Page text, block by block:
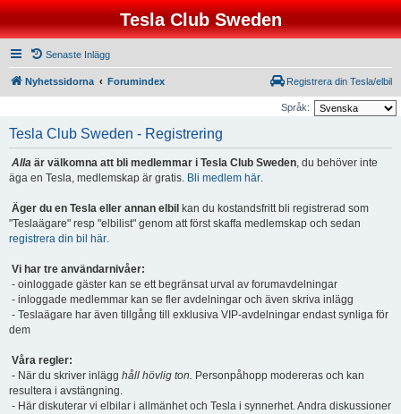
Tesla Club Sweden
Senaste Inlägg
Nyhetssidorna Forumindex Registrera din Tesla/elbil
Språk:
Tesla Club Sweden - Registrering
Alla är välkomna att bli medlemmar i Tesla Club Sweden, du behöver inte
äga en Tesla, medlemskap är gratis. Bli medlem här.
Äger du en Tesla eller annan elbil kan du kostandsfritt bli registrerad som
"Teslaägare" resp "elbilist" genom att först skaffa medlemskap och sedan
registrera din bil här.
Vi har tre användarnivåer:
- oinloggade gäster kan se ett begränsat urval av forumavdelningar
- inloggade medlemmar kan se fler avdelningar och även skriva inlägg
- Teslaägare har även tillgång till exklusiva VIP-avdelningar endast synliga för
dem
Våra regler:
- När du skriver inlägg håll hövlig ton. Personpåhopp modereras och kan
resultera i avstängning.
- Här diskuterar vi elbilar i allmänhet och Tesla i synnerhet. Andra diskussioner